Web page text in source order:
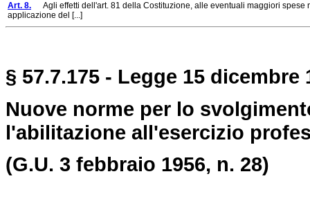
Art. 8. Agli effetti dell'art. 81 della Costituzione, alle eventuali maggiori spese
applicazione del [...]
§ 57.7.175 - Legge 15 dicembre
Nuove norme per lo
l'abilitazione all'esercizio
(G.U. 3 febbraio 1956, n. 28)